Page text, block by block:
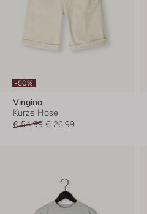
-50%
Vingino
Kurze Hose
€ 54,99 € 26,99